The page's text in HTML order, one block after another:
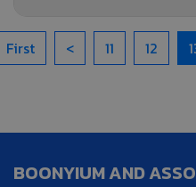
First < 11 12
BOONYIUM AND